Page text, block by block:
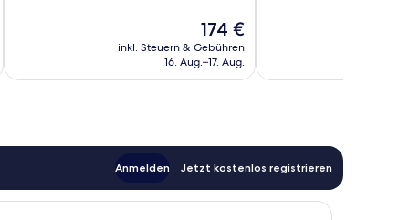
Der
Preis
beträgt
174 €
inkl. Steuern & Gebühren
16. Aug.–17. Aug.
Anmelden Jetzt kostenlos registrieren